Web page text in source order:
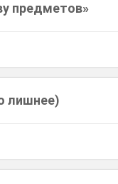
предметов»
лишнее)